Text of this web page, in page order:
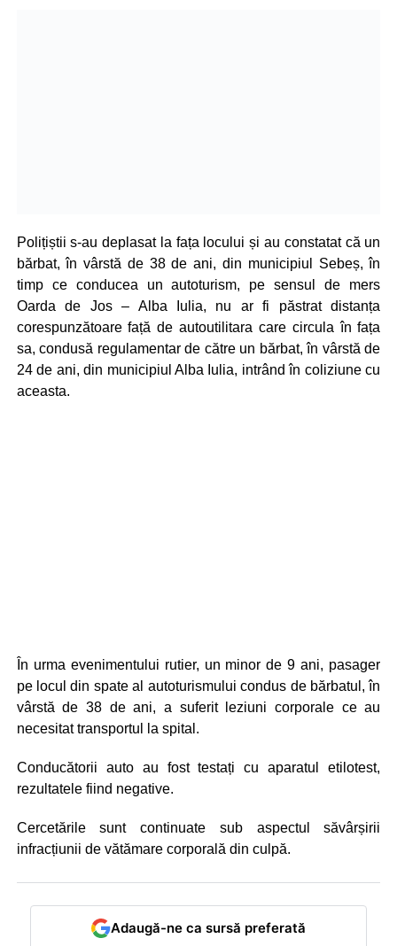
Polițiștii s-au deplasat la fața locului și au constatat că un
bărbat, în vârstă de 38 de ani, din municipiul Sebeș, în
timp ce conducea un autoturism, pe sensul de mers
Oarda de Jos – Alba Iulia, nu ar fi păstrat distanța
corespunzătoare față de autoutilitara care circula în fața
sa, condusă regulamentar de către un bărbat, în vârstă de
24 de ani, din municipiul Alba Iulia, intrând în coliziune cu
aceasta.
În urma evenimentului rutier, un minor de 9 ani, pasager
pe locul din spate al autoturismului condus de bărbatul, în
vârstă de 38 de ani, a suferit leziuni corporale ce au
necesitat transportul la spital.
Conducătorii auto au fost testați cu aparatul etilotest,
rezultatele fiind negative.
Cercetările sunt continuate sub aspectul săvârșirii
infracțiunii de vătămare corporală din culpă.
Adaugă-ne ca sursă preferată